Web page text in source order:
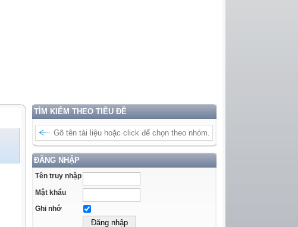
TÌM KIẾM THEO TIÊU ĐỀ
ĐĂNG NHẬP
Tên truy nhập
Mật khẩu
Ghi nhớ